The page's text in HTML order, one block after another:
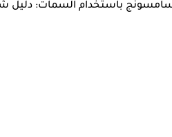
سامسونج باستخدام السمات: دليل